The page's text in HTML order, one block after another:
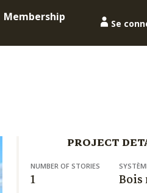
Membership
Se
PROJECT
NUMBER OF STORIES
1 Bois